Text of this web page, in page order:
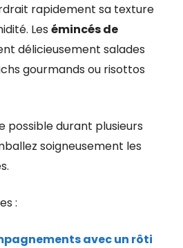
rapidement sa texture
Les émincés de
délicieusement salades
gourmands ou risottos
possible durant plusieurs
soigneusement les
:
avec un rôti